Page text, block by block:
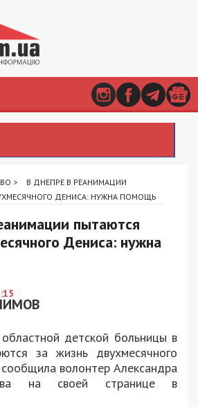
>
В ДНЕПРЕ В РЕАНИМАЦИИ
ДЕНИСА: НУЖНА ПОМОЩЬ
пытаются
Дениса: нужна
детской больницы в
за жизнь двухмесячного
волонтер Александра
на своей странице в